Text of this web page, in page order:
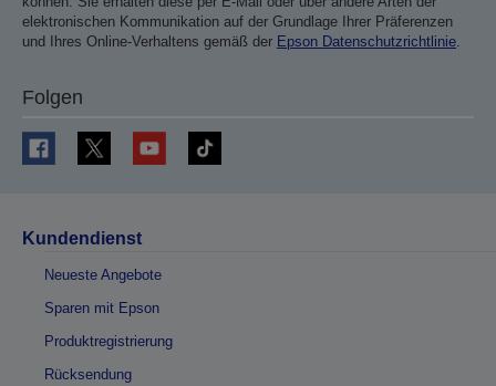
elektronischen Kommunikation auf der Grundlage Ihrer Präferenzen
und Ihres Online-Verhaltens gemäß der Epson Datenschutzrichtlinie.
Folgen
Kundendienst
Neueste Angebote
Sparen mit Epson
Produktregistrierung
Rücksendung